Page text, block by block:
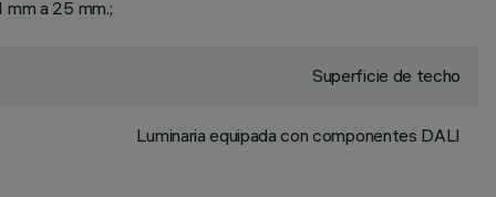
a 25 mm.;
Superficie de techo
Luminaria equipada con componentes DALI